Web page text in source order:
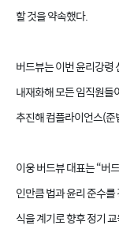
할 것을 약속했다.
버드뷰는 이번 윤리강령
내재화해 모든 임직원들
추진해 컴플라이언스(준
이웅 버드뷰 대표는“버
인만큼 법과 윤리 준수
식을 계기로 향후 정기